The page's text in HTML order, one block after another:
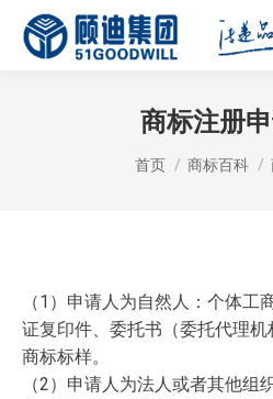
商标注册
您在这里：
首页 商标百科
（1）申请人为自然人：个体工
证复印件、委托书（委托代理
商标标样。
（2）申请人为法人或者其他组